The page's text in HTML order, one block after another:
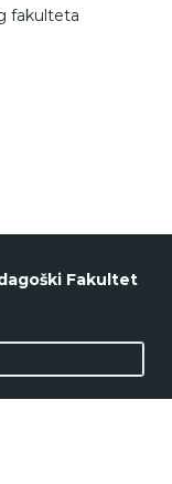
fakulteta
Fakultet